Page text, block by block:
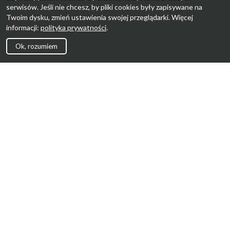
serwisów. Jeśli nie chcesz, by pliki cookies były zapisywane na
Twoim dysku, zmień ustawienia swojej przeglądarki. Więcej
informacji: polityka prywatności.
Ok, rozumiem